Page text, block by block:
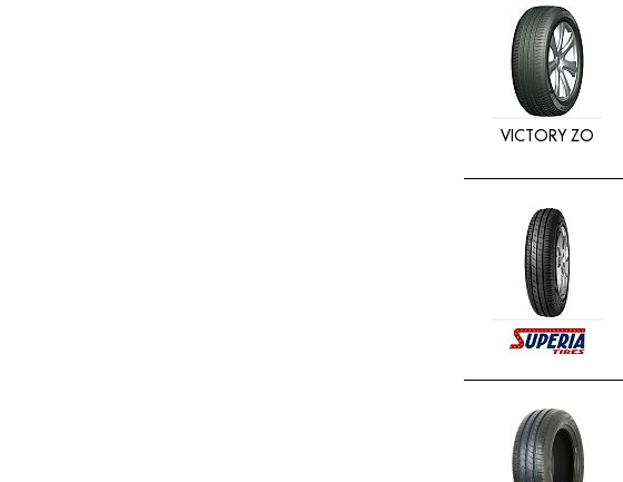
VICTORY ZO